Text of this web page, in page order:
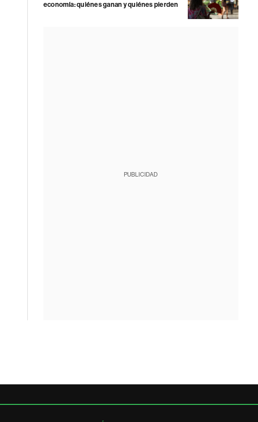
economía: quiénes ganan y quiénes pierden
PUBLICIDAD